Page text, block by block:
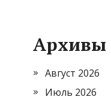
Архивы
Август 2026
Июль 2026